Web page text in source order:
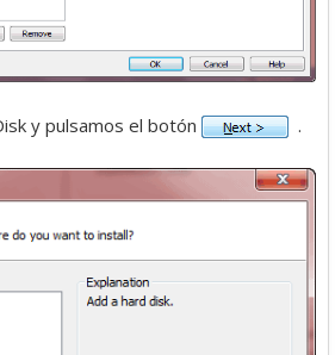
y pulsamos el botón .